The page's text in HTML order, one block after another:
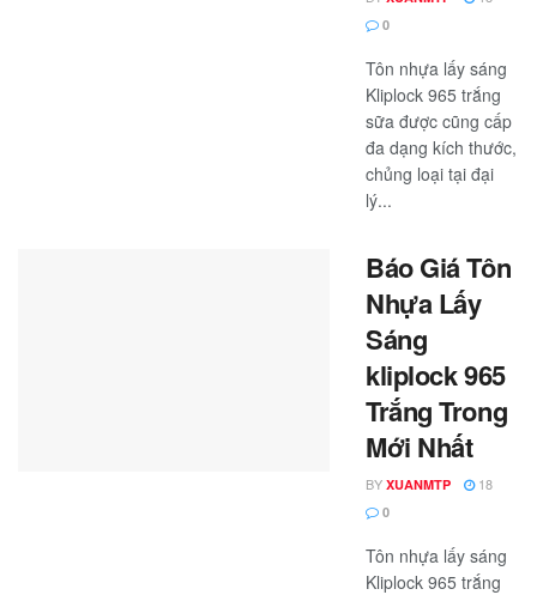
0
Tôn nhựa lấy sáng
Kliplock 965 trắng
sữa được cũng cấp
đa dạng kích thước,
chủng loại tại đại
lý...
Báo Giá Tôn
Nhựa Lấy
Sáng
kliplock 965
Trắng Trong
Mới Nhất
BY XUANMTP 18
0
Tôn nhựa lấy sáng
Kliplock 965 trắng